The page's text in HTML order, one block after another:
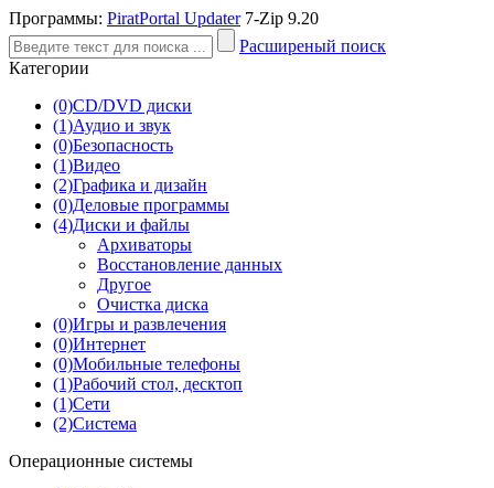
Программы: PiratPortal Updater 7-Zip 9.20
Расширеный поиск
Категории
(0)CD/DVD диски
(1)Аудио и звук
(0)Безопасность
(1)Видео
(2)Графика и дизайн
(0)Деловые программы
(4)Диски и файлы
Архиваторы
Восстановление данных
Другое
Очистка диска
(0)Игры и развлечения
(0)Интернет
(0)Мобильные телефоны
(1)Рабочий стол, десктоп
(1)Сети
(2)Система
Операционные системы